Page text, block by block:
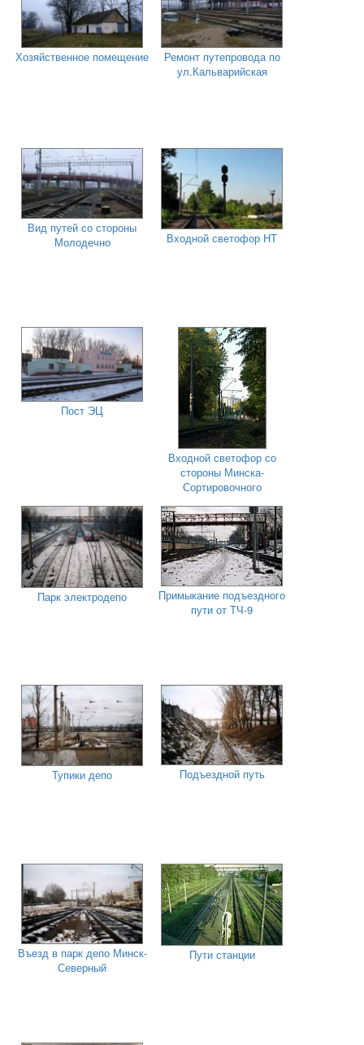
Хозяйственное помещение
Ремонт путепровода по
ул.Кальварийская
Вид путей со стороны
Молодечно
Входной светофор НТ
Пост ЭЦ
Входной светофор со
стороны Минска-
Сортировочного
Парк электродепо
Примыкание подъездного
пути от ТЧ-9
Тупики депо Подъездной путь
Въезд в парк депо Минск-
Северный
Пути станции